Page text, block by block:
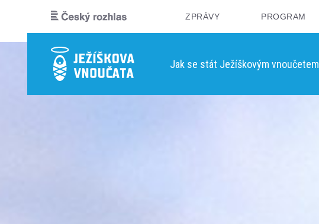
ZPRÁVY PROGRAM
Jak se stát Ježíškovým vnoučetem